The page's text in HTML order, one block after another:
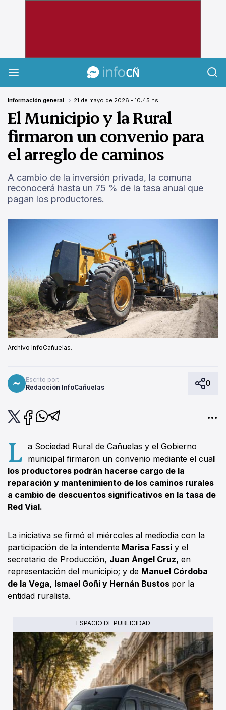
Información general 21 de mayo de 2026 - 10:45 hs
El Municipio y la Rural
firmaron un convenio para
el arreglo de caminos
A cambio de la inversión privada, la comuna
reconocerá hasta un 75 % de la tasa anual que
pagan los productores.
Archivo InfoCañuelas.
Escrito por:
Redacción InfoCañuelas
0
L a Sociedad Rural de Cañuelas y el Gobierno
municipal firmaron un convenio mediante el cual
los productores podrán hacerse cargo de la
reparación y mantenimiento de los caminos rurales
a cambio de descuentos significativos en la tasa de
Red Vial.
La iniciativa se firmó el miércoles al mediodía con la
participación de la intendente Marisa Fassi y el
secretario de Producción, Juan Ángel Cruz, en
representación del municipio; y de Manuel Córdoba
de la Vega, Ismael Goñi y Hernán Bustos por la
entidad ruralista.
ESPACIO DE PUBLICIDAD